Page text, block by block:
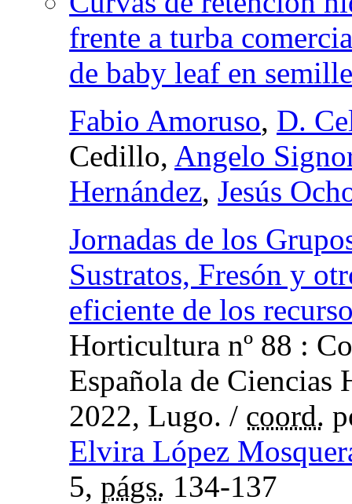
frente a turba
de baby leaf en
Fabio Amoruso, D.
Cedillo, Angelo
Hernández, Jesús
Jornadas de los
Sustratos, Fresón y
eficiente de los
Horticultura nº 88 :
Española de Ciencias
2022, Lugo. / coord.
Elvira López
5, págs. 134-137